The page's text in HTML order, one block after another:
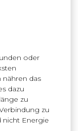
oder
nähren das
dazu
zu
zu
nicht Energie